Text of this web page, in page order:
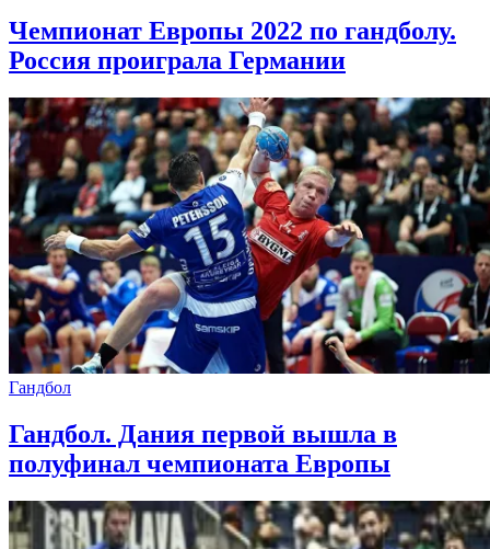
Чемпионат Европы 2022 по гандболу.
Россия проиграла Германии
Гандбол
Гандбол. Дания первой вышла в
полуфинал чемпионата Европы